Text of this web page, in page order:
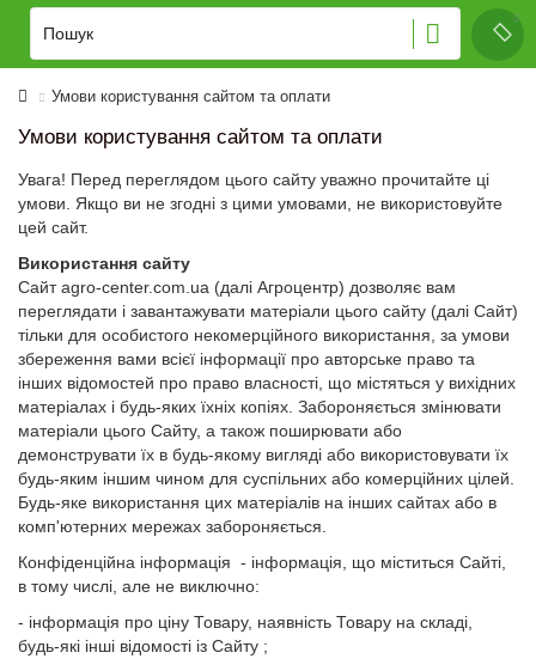
Умови користування сайтом та оплати
Умови користування сайтом та оплати
Увага! Перед переглядом цього сайту уважно прочитайте ці
умови. Якщо ви не згодні з цими умовами, не використовуйте
цей сайт.
Використання сайту
Сайт agro-center.com.ua (далі Агроцентр) дозволяє вам
переглядати і завантажувати матеріали цього сайту (далі Сайт)
тільки для особистого некомерційного використання, за умови
збереження вами всієї інформації про авторське право та
інших відомостей про право власності, що містяться у вихідних
матеріалах і будь-яких їхніх копіях. Забороняється змінювати
матеріали цього Сайту, а також поширювати або
демонструвати їх в будь-якому вигляді або використовувати їх
будь-яким іншим чином для суспільних або комерційних цілей.
Будь-яке використання цих матеріалів на інших сайтах або в
комп'ютерних мережах забороняється.
Конфіденційна інформація - інформація, що міститься Сайті,
в тому числі, але не виключно:
- інформація про ціну Товару, наявність Товару на складі,
будь-які інші відомості із Сайту ;